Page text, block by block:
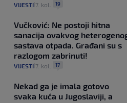
VIJESTI| 7. kol. 19
Vučković: Ne postoji hitna
sanacija ovakvog
sastava otpada. Građani su s
razlogom zabrinuti!
VIJESTI| 7. kol. 17
Nekad ga je imala gotovo
svaka kuća u Jugoslaviji, a